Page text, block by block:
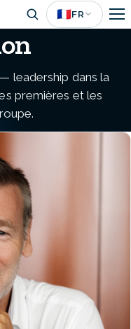
🇫🇷FR
leadership dans la
premières et les